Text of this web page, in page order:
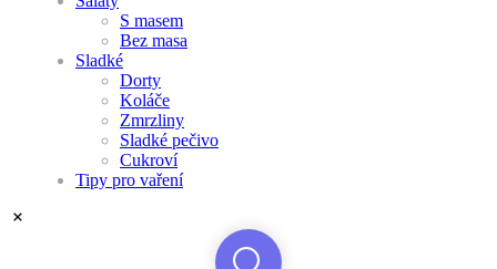
S masem
Bez masa
Sladké
Dorty
Koláče
Zmrzliny
Sladké pečivo
Cukroví
Tipy pro vaření